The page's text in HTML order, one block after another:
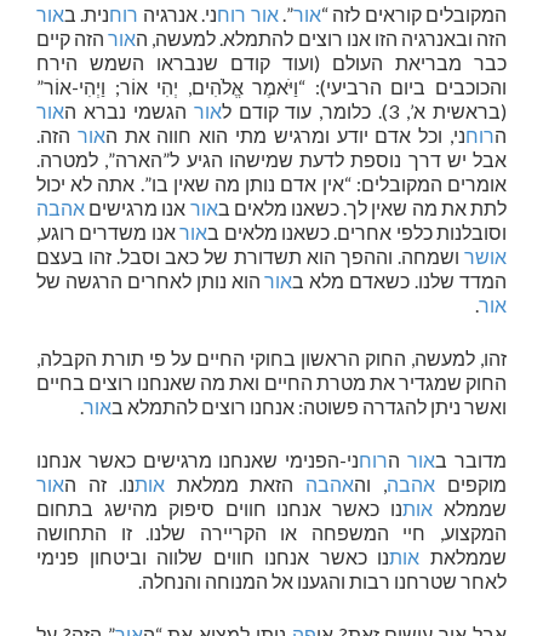
המקובלים קוראים לזה “אור”.אור רוחני. אנרגיה רוחנית. באור
הזה ובאנרגיה הזו אנו רוצים להתמלא. למעשה, האורהזה קיים
כבר מבריאת העולם (ועוד קודם שנבראו השמש הירח
והכוכבים ביום הרביעי): “וַיֹּאמֶר אֱלֹהִים, יְהִי אוֹר; וַיְהִי-אוֹר”
(בראשית א’, 3). כלומר, עוד קודם ל
אור הגשמי נברא האור
הרוחני, וכל אדם יודע ומרגיש מתי הוא חווה את האור הזה.
אבל יש דרך נוספת לדעת שמישהו הגיע ל”הארה”, למטרה.
אומרים המקובלים: “אין אדם נותן מה שאין בו”. אתה לא יכול
לתת את מה שאין לך. כשאנו מלאים באור אנו מרגישים אהבה
וסובלנות כלפי אחרים. כשאנו מלאים באוראנו משדרים רוגע,
אושר ושמחה. וההפך הוא תשדורת של כאב וסבל. זהו בעצם
המדד שלנו. כשאדם מלא באורהוא נותן לאחרים הרגשה של
אור
זהו, למעשה, החוק הראשון בחוקי החיים על פי תורת הקבלה,
החוק שמגדיר את מטרת החיים ואת מה שאנחנו רוצים בחיים
ואשר ניתן להגדרה פשוטה: אנחנו רוצים להתמלא באור
מדובר באורהרוחני-הפנימי שאנחנו מרגישים כאשר אנחנו
מוקפים אהבה , והאהבה הזאת ממלאתאותנו. זה האור
שממלא אותנו כאשר אנחנו חווים סיפוק מהישג בתחום
המקצוע, חיי המשפחה או הקריירה שלנו. זו התחושה
שממלאת אותנו כאשר אנחנו חווים שלווה וביטחון פנימי
לאחר שטרחנו רבות והגענו אל המנוחה והנחלה.